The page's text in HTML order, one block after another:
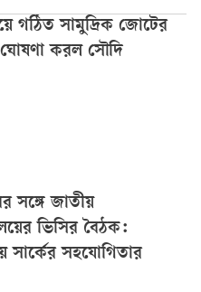
গঠিত সামুদ্রিক জোটের
ঘোষণা করল সৌদি
সঙ্গে জাতীয়
ভিসির বৈঠক:
সার্কের সহযোগিতার